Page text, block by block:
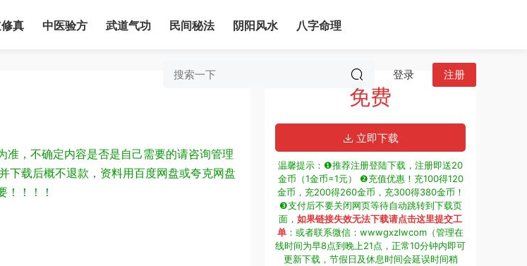
真 中医验方 武道气功 民间秘法 阴阳风水 八字命理
登录 注册
，不确定内容是否是自己需要的请咨询管理
下载后概不退款，资料用百度网盘或夸克网盘
！！！！
免费
立即下载
温馨提示：❶推荐注册登陆下载，注册即送20
金币（1金币=1元） ❷充值优惠！充100得120
金币，充200得260金币，充300得380金币！
❸支付后不要关闭网页等待自动跳转到下载页
面， 如果链接失效无法下载请点击这里提交工
单 ：或者联系微信：wwwgxzlwcom（管理在
线时间为早8点到晚上21点，正常10分钟内即可
更新下载，节假日及休息时间会延误时间稍